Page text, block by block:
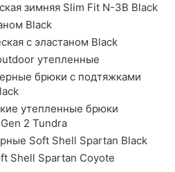
зимняя Slim Fit N-3B Black
Black
с эластаном Black
утепленные
брюки с подтяжками
утепленные брюки
2 Tundra
Soft Shell Spartan Black
Shell Spartan Coyote